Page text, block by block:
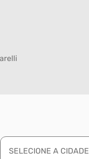
SELECIONE A CIDADE